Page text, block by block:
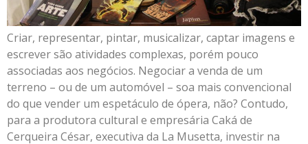
Criar, representar, pintar, musicalizar, captar imagens e
escrever são atividades complexas, porém pouco
associadas aos negócios. Negociar a venda de um
terreno – ou de um automóvel – soa mais convencional
do que vender um espetáculo de ópera, não? Contudo,
para a produtora cultural e empresária Caká de
Cerqueira César, executiva da La Musetta, investir na